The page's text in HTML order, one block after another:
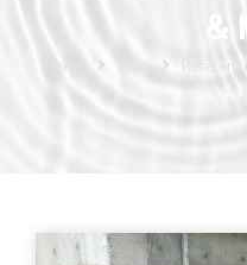
Home Reference